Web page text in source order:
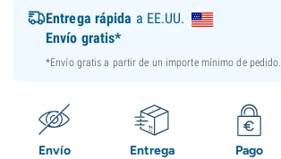
Entrega rápida a EE.UU.
Envío gratis*
*Envío gratis a partir de un importe mínimo de pedido.
Envío
Entrega
Pago